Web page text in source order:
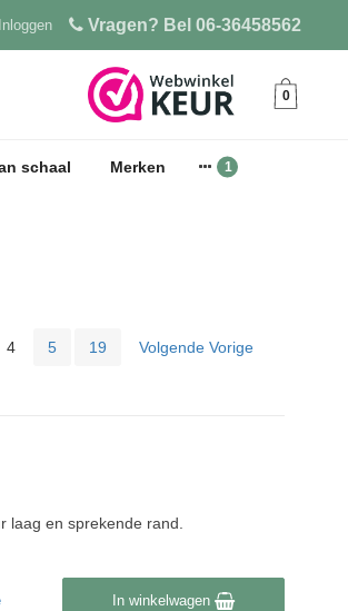
Vragen? Bel 06-36458562
Inloggen
0
schaal Merken
4 5 19 Volgende Vorige
laag en sprekende rand.
In winkelwagen